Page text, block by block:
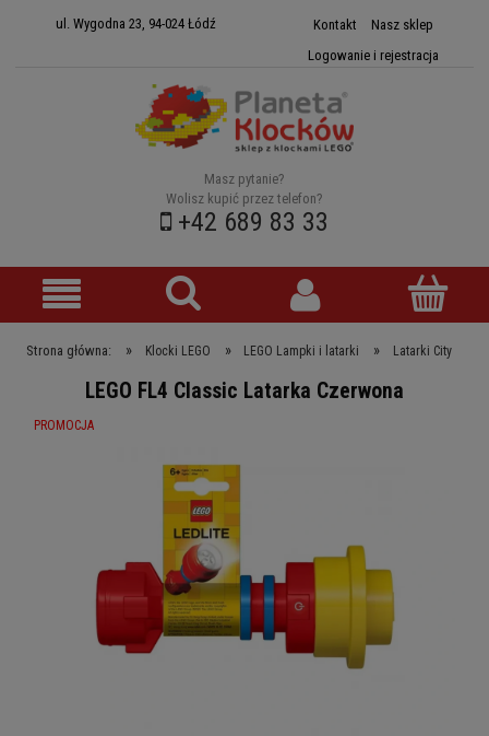
ul. Wygodna 23, 94-024 Łódź Kontakt
Nasz sklep
Logowanie i rejestracja
Masz pytanie?
Wolisz kupić przez telefon?
+42 689 83 33
Strona główna: » Klocki LEGO » LEGO Lampki i latarki » Latarki City
LEGO FL4 Classic Latarka Czerwona
PROMOCJA